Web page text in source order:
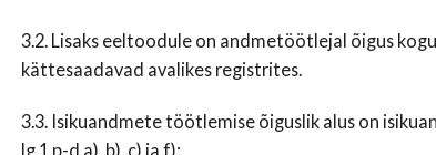
3.2. Lisaks eeltoodule on andmetöötlejal õigus
kättesaadavad avalikes registrites.
3.3. Isikuandmete töötlemise õiguslik alus on
lg 1 p-d a), b), c) ja f):